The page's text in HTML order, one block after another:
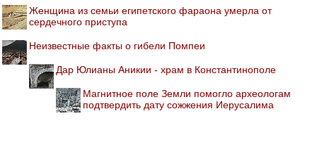
Женщина из семьи египетского фараона умерла от
сердечного приступа
Неизвестные факты о гибели Помпеи
Дар Юлианы Аникии - храм в Константинополе
Магнитное поле Земли помогло археологам
подтвердить дату сожжения Иерусалима